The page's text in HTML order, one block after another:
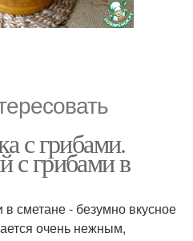
с грибами.
с грибами в
сметане - безумно вкусное
очень нежным,